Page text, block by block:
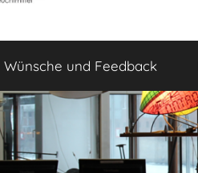
Wünsche und Feedback